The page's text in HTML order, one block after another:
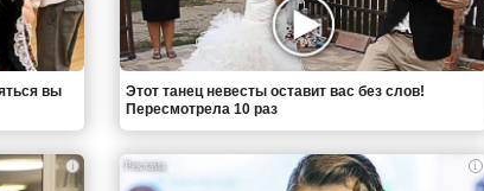
вы
Этот танец невесты оставит вас без слов!
Пересмотрела 10 раз
i i